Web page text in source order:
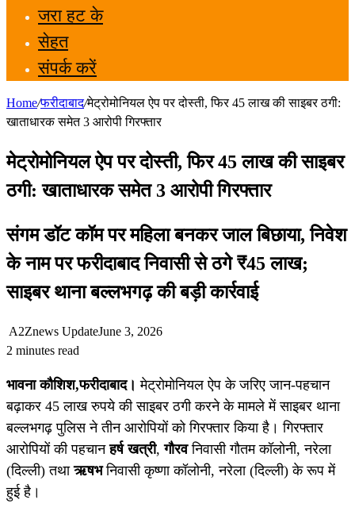
जरा हट के
सेहत
संपर्क करें
Home/फरीदाबाद/मेट्रोमोनियल ऐप पर दोस्ती, फिर 45 लाख की साइबर ठगी:
खाताधारक समेत 3 आरोपी गिरफ्तार
मेट्रोमोनियल ऐप पर दोस्ती, फिर 45 लाख की साइबर
ठगी: खाताधारक समेत 3 आरोपी गिरफ्तार
संगम डॉट कॉम पर महिला बनकर जाल बिछाया, निवेश
के नाम पर फरीदाबाद निवासी से ठगे ₹45 लाख;
साइबर थाना बल्लभगढ़ की बड़ी कार्रवाई
A2Znews UpdateJune 3, 2026
2 minutes read
भावना कौशिश,फरीदाबाद। मेट्रोमोनियल ऐप के जरिए जान-पहचान
बढ़ाकर 45 लाख रुपये की साइबर ठगी करने के मामले में साइबर थाना
बल्लभगढ़ पुलिस ने तीन आरोपियों को गिरफ्तार किया है। गिरफ्तार
आरोपियों की पहचानहर्ष खत्री,गौरवनिवासी गौतम कॉलोनी, नरेला
(दिल्ली) तथाऋषभनिवासी कृष्णा कॉलोनी, नरेला (दिल्ली) के रूप में
हुई है।